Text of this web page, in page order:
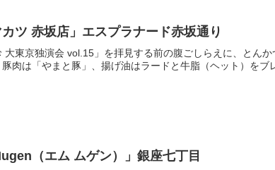
ツ 赤坂店」エスプラナード赤坂通り
大東京独演会 vol.15」を拝見する前の腹ごしらえに、とんか
豚肉は「やまと豚」、揚げ油はラードと牛脂（ヘット）を
（エム ムゲン）」銀座七丁目